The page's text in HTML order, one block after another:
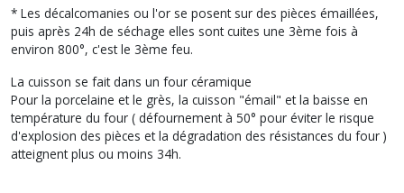
* Les décalcomanies ou l'or se posent sur des pièces émaillées,
puis après 24h de séchage elles sont cuites une 3ème fois à
environ 800°, c'est le 3ème feu.
La cuisson se fait dans un four céramique
Pour la porcelaine et le grès, la cuisson "émail" et la baisse en
température du four ( défournement à 50° pour éviter le risque
d'explosion des pièces et la dégradation des résistances du four )
atteignent plus ou moins 34h.